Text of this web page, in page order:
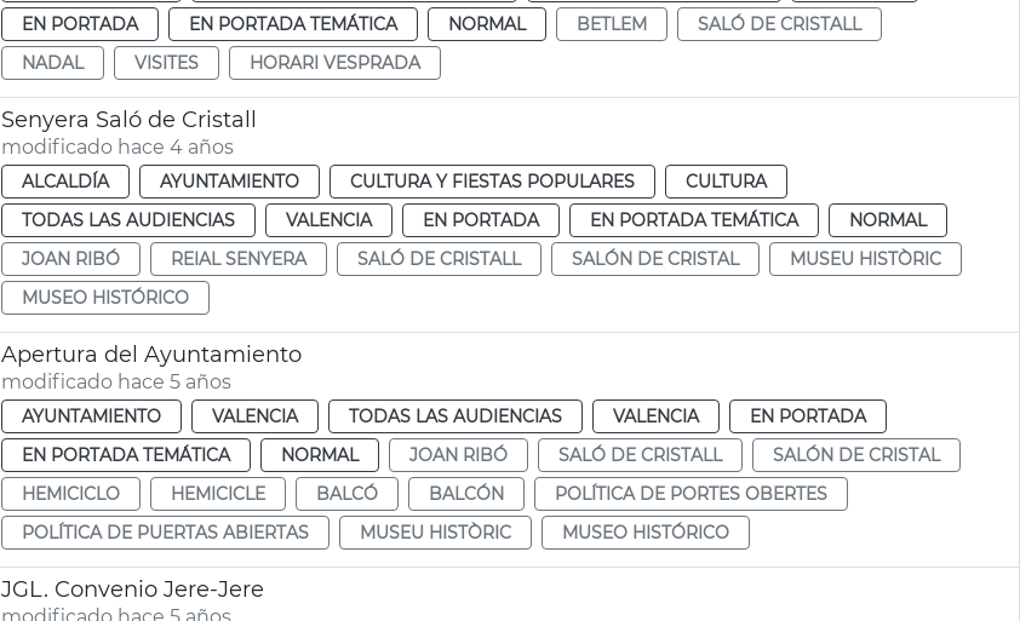
EN PORTADA
EN PORTADA TEMÁTICA NORMAL BETLEM
SALÓ DE CRISTALL
NADAL
VISITES HORARI VESPRADA
Senyera Saló de Cristall
modificado hace 4 años
ALCALDÍA AYUNTAMIENTO CULTURA Y FIESTAS POPULARES
CULTURA
TODAS LAS AUDIENCIAS
VALENCIA EN PORTADA EN PORTADA TEMÁTICA
NORMAL
JOAN RIBÓ
REIAL SENYERA SALÓ DE CRISTALL SALÓN DE CRISTAL
MUSEU HISTÒRIC
MUSEO HISTÓRICO
Apertura del Ayuntamiento
modificado hace 5 años
AYUNTAMIENTO VALENCIA TODAS LAS AUDIENCIAS VALENCIA
EN PORTADA
EN PORTADA TEMÁTICA
NORMAL JOAN RIBÓ SALÓ DE CRISTALL
SALÓN DE CRISTAL
HEMICICLO
HEMICICLE BALCÓ BALCÓN
POLÍTICA DE PORTES OBERTES
POLÍTICA DE PUERTAS ABIERTAS
MUSEU HISTÒRIC MUSEO HISTÓRICO
JGL. Convenio Jere-Jere